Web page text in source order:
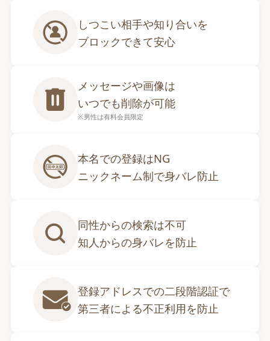
しつこい相手や知り合いを
ブロックできて安心
メッセージや画像は
いつでも削除が可能
※男性は有料会員限定
本名での登録はNG
ニックネーム制で身バレ防止
同性からの検索は不可
知人からの身バレを防止
登録アドレスでの二段階認証で
第三者による不正利用を防止